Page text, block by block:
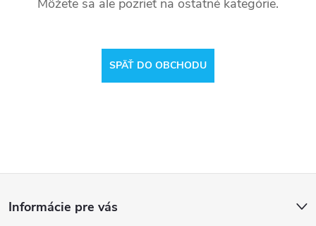
Môžete sa ale pozrieť na ostatné kategórie.
SPÄŤ DO OBCHODU
Informácie pre vás